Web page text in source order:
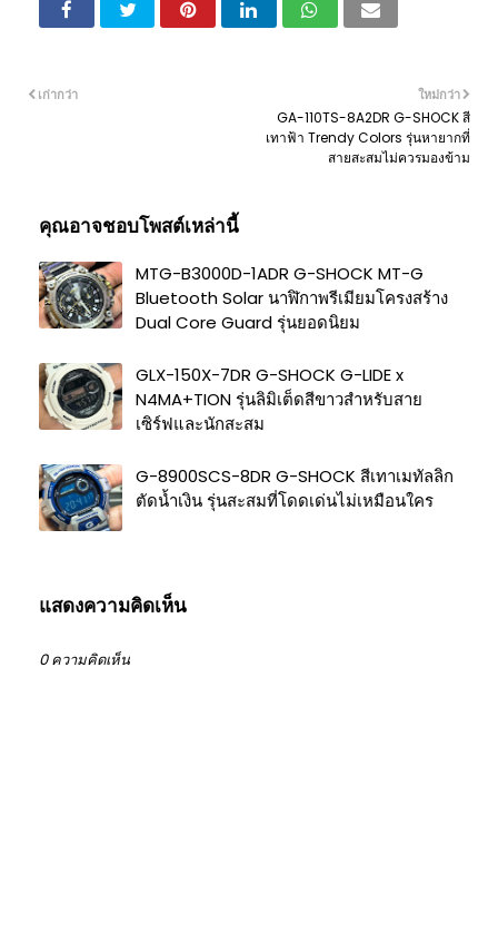
ใหม่กว่า
GA-110TS-8A2DR G-SHOCK สี
เทาฟ้า Trendy Colors รุ่นหายากที่
สายสะสมไม่ควรมองข้าม
เก่ากว่า
คุณอาจชอบโพสต์เหล่านี้
MTG-B3000D-1ADR G-SHOCK MT-G
Bluetooth Solar นาฬิกาพรีเมียมโครงสร้าง
Dual Core Guard รุ่นยอดนิยม
GLX-150X-7DR G-SHOCK G-LIDE x
N4MA+TION รุ่นลิมิเต็ดสีขาวสำหรับสาย
เซิร์ฟและนักสะสม
G-8900SCS-8DR G-SHOCK สีเทาเมทัลลิก
ตัดน้ำเงิน รุ่นสะสมที่โดดเด่นไม่เหมือนใคร
แสดงความคิดเห็น
0 ความคิดเห็น